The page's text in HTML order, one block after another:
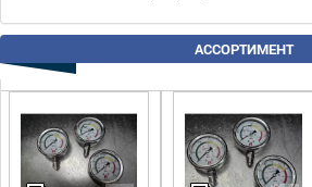
АССОРТИМЕНТ